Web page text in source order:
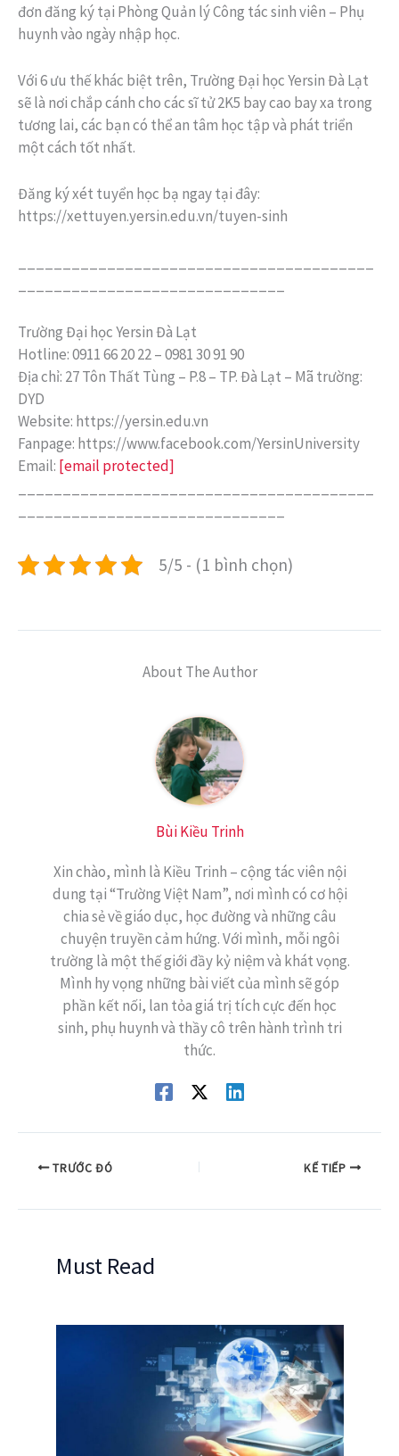
đơn đăng ký tại Phòng Quản lý Công tác sinh viên – Phụ
huynh vào ngày nhập học.
Với 6 ưu thế khác biệt trên, Trường Đại học Yersin Đà Lạt
sẽ là nơi chắp cánh cho các sĩ tử 2K5 bay cao bay xa trong
tương lai, các bạn có thể an tâm học tập và phát triển
một cách tốt nhất.
Đăng ký xét tuyển học bạ ngay tại đây:
https://xettuyen.yersin.edu.vn/tuyen-sinh
Trường Đại học Yersin Đà Lạt
Hotline: 0911 66 20 22 – 0981 30 91 90
Địa chỉ: 27 Tôn Thất Tùng – P.8 – TP. Đà Lạt – Mã trường:
DYD
Website: https://yersin.edu.vn
Fanpage: https://www.facebook.com/YersinUniversity
Email: [email protected]
5/5 - (1 bình chọn)
About The Author
Bùi Kiều Trinh
Xin chào, mình là Kiều Trinh – cộng tác viên nội
dung tại “Trường Việt Nam”, nơi mình có cơ hội
chia sẻ về giáo dục, học đường và những câu
chuyện truyền cảm hứng. Với mình, mỗi ngôi
trường là một thế giới đầy kỷ niệm và khát vọng.
Mình hy vọng những bài viết của mình sẽ góp
phần kết nối, lan tỏa giá trị tích cực đến học
sinh, phụ huynh và thầy cô trên hành trình tri
thức.
TRƯỚC ĐÓ KẾ TIẾP
Must Read